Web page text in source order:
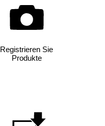
Registrieren Sie
Produkte